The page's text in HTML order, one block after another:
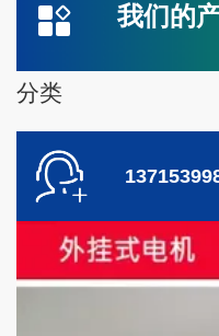
137 1539 9878
我们的
分类